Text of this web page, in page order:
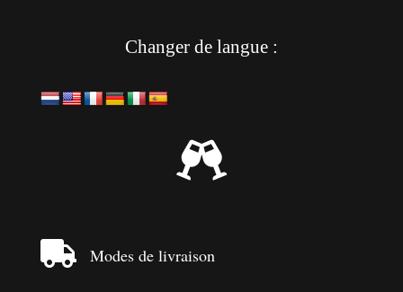
Changer de langue :

 Modes de livraison